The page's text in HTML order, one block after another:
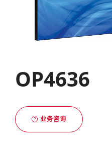
OP4636
业务咨询